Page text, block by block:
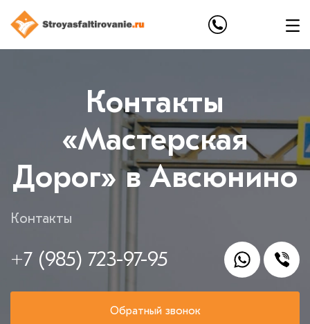
Контакты
«Мастерская
Дорог» в Авсюнино
Контакты
+7 (985) 723-97-95
Обратный звонок